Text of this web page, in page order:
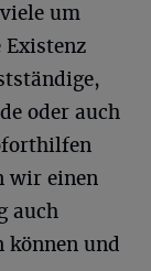
um
oder auch
wir einen
auch
können und